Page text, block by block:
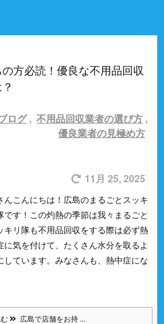
方必読！優良な不用品回収
ログ , 不用品回収業者の選び方 ,
優良業者の見極め方
11月 25, 2025
んこんにちは！広島のまるごとスッキ
です！ この灼熱の季節は我々まるごと
キリ隊も不用品回収をする際は必ず熱
に気を付けて、たくさん水分を取るよ
しています。 みなさんも、熱中症にな
広島で店舗をお持 ...